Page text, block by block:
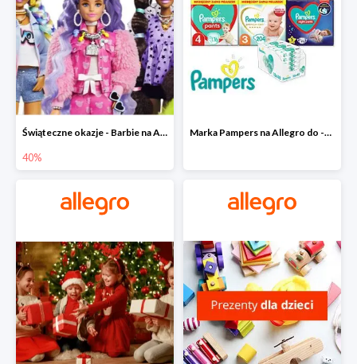
Świąteczne okazje - Barbie na Allegro do -40%
40%
Marka Pampers na Allegro do -35%